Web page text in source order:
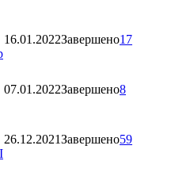
16.01.2022Завершено17
07.01.2022Завершено8
26.12.2021Завершено59